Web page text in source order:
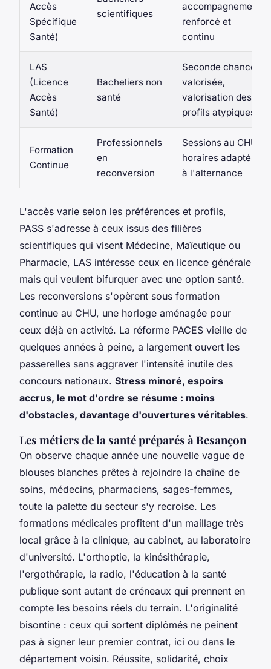
Accès
Spécifique
Santé)
scientifiques
accompagnement
renforcé et
continu
LAS
(Licence
Accès
Santé)
Bacheliers non
santé
Seconde chance
valorisée,
valorisation des
profils atypiques
Formation
Continue
Professionnels
en
reconversion
Sessions au CHU,
horaires adaptés
à l'alternance
L'accès varie selon les préférences et profils,
PASS s'adresse à ceux issus des filières
scientifiques qui visent Médecine, Maïeutique ou
Pharmacie, LAS intéresse ceux en licence générale
mais qui veulent bifurquer avec une option santé.
Les reconversions s'opèrent sous formation
continue au CHU, une horloge aménagée pour
ceux déjà en activité. La réforme PACES vieille de
quelques années à peine, a largement ouvert les
passerelles sans aggraver l'intensité inutile des
concours nationaux. Stress minoré, espoirs
accrus, le mot d'ordre se résume : moins
d'obstacles, davantage d'ouvertures véritables.
Les métiers de la santé préparés à Besançon
On observe chaque année une nouvelle vague de
blouses blanches prêtes à rejoindre la chaîne de
soins, médecins, pharmaciens, sages-femmes,
toute la palette du secteur s'y recroise. Les
formations médicales profitent d'un maillage très
local grâce à la clinique, au cabinet, au laboratoire
d'université. L'orthoptie, la kinésithérapie,
l'ergothérapie, la radio, l'éducation à la santé
publique sont autant de créneaux qui prennent en
compte les besoins réels du terrain. L'originalité
bisontine : ceux qui sortent diplômés ne peinent
pas à signer leur premier contrat, ici ou dans le
département voisin. Réussite, solidarité, choix